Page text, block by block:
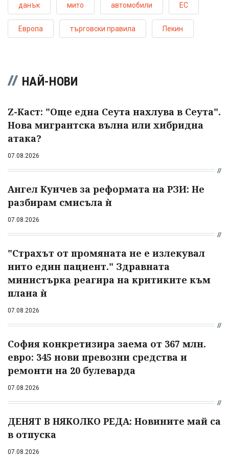
данък мито автомобили ЕС
Европа търговски правила Пекин
НАЙ-НОВИ
Z-Каст: "Още една Сеута нахлува в Сеута".
Нова мигрантска вълна или хибридна
атака?
07.08.2026
Ангел Кунчев за реформата на РЗИ: Не
разбирам смисъла ѝ
07.08.2026
"Страхът от промяната не е излекувал
нито един пациент." Здравната
министърка реагира на критиките към
плана ѝ
07.08.2026
София конкретизира заема от 367 млн.
евро: 345 нови превозни средства и
ремонти на 20 булеварда
07.08.2026
ДЕНЯТ В НЯКОЛКО РЕДА: Новините май са
в отпуска
07.08.2026